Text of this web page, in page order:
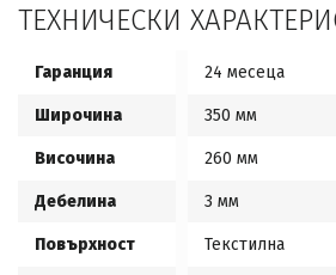
ТЕХНИЧЕСКИ
Гаранция 24 месеца
Широчина 350 мм
Височина 260 мм
Дебелина 3 мм
Повърхност Текстилна